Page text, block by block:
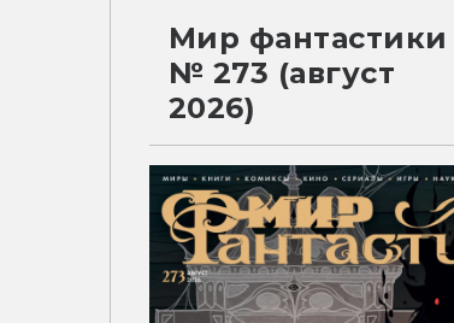
Мир фантастики
№ 273 (август
2026)